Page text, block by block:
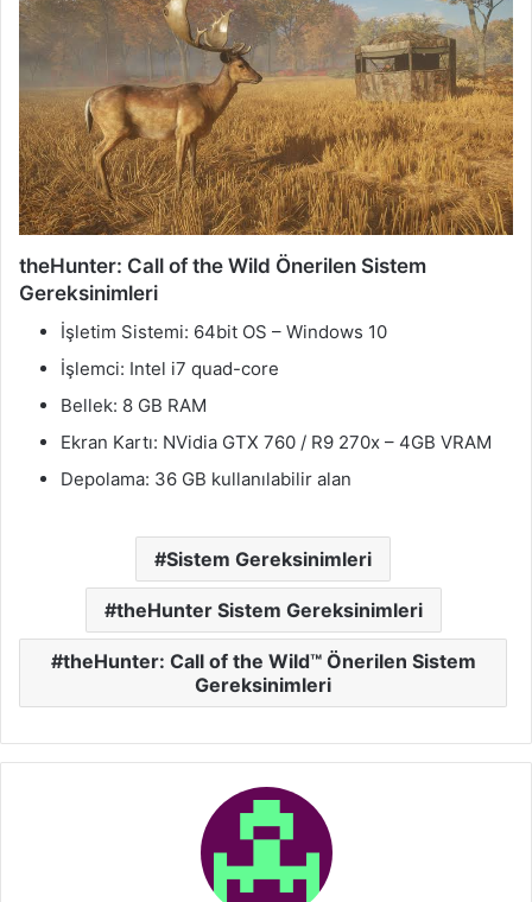
theHunter: Call of the Wild Önerilen Sistem
Gereksinimleri
İşletim Sistemi: 64bit OS – Windows 10
İşlemci: Intel i7 quad-core
Bellek: 8 GB RAM
Ekran Kartı: NVidia GTX 760 / R9 270x – 4GB VRAM
Depolama: 36 GB kullanılabilir alan
Sistem Gereksinimleri
theHunter Sistem Gereksinimleri
theHunter: Call of the Wild™ Önerilen Sistem
Gereksinimleri